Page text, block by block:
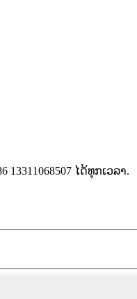
ໄດ້ທຸກເວລາ.